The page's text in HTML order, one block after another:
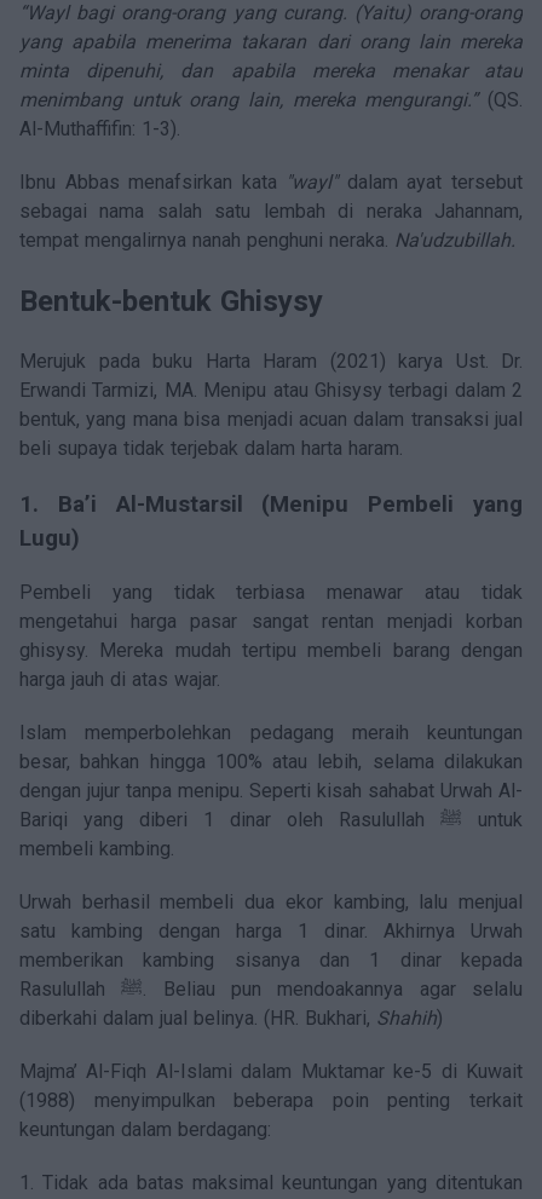
“Wayl bagi orang-orang yang curang. (Yaitu) orang-orang
yang apabila menerima takaran dari orang lain mereka
minta dipenuhi, dan apabila mereka menakar atau
menimbang untuk orang lain, mereka mengurangi.” (QS.
Al-Muthaffifin: 1-3).
Ibnu Abbas menafsirkan kata "wayl"dalam ayat tersebut
sebagai nama salah satu lembah di neraka Jahannam,
tempat mengalirnya nanah penghuni neraka. Na'udzubillah.
Bentuk-bentuk Ghisysy
Merujuk pada buku Harta Haram (2021) karya Ust. Dr.
Erwandi Tarmizi, MA. Menipu atau Ghisysy terbagi dalam 2
bentuk, yang mana bisa menjadi acuan dalam transaksi jual
beli supaya tidak terjebak dalam harta haram.
1. Ba’i Al-Mustarsil (Menipu Pembeli yang
Lugu)
Pembeli yang tidak terbiasa menawar atau tidak
mengetahui harga pasar sangat rentan menjadi korban
ghisysy. Mereka mudah tertipu membeli barang dengan
harga jauh di atas wajar.
Islam memperbolehkan pedagang meraih keuntungan
besar, bahkan hingga 100% atau lebih, selama dilakukan
dengan jujur tanpa menipu. Seperti kisah sahabat Urwah Al-
Bariqi yang diberi 1 dinar oleh Rasulullah ﷺ untuk
membeli kambing.
Urwah berhasil membeli dua ekor kambing, lalu menjual
satu kambing dengan harga 1 dinar. Akhirnya Urwah
memberikan kambing sisanya dan 1 dinar kepada
Rasulullah ﷺ. Beliau pun mendoakannya agar selalu
diberkahi dalam jual belinya. (HR. Bukhari, Shahih)
Majma’ Al-Fiqh Al-Islami dalam Muktamar ke-5 di Kuwait
(1988) menyimpulkan beberapa poin penting terkait
keuntungan dalam berdagang:
1. Tidak ada batas maksimal keuntungan yang ditentukan